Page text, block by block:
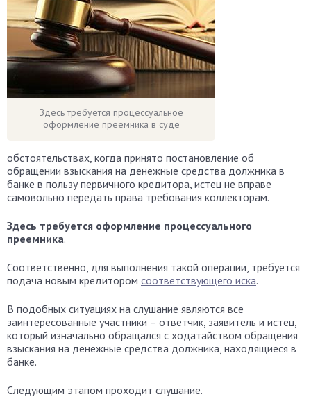
Здесь требуется процессуальное
оформление преемника в суде
обстоятельствах, когда принято постановление об
обращении взыскания на денежные средства должника в
банке в пользу первичного кредитора, истец не вправе
самовольно передать права требования коллекторам.
Здесь требуется оформление процессуального
преемника.
Соответственно, для выполнения такой операции, требуется
подача новым кредитором соответствующего иска.
В подобных ситуациях на слушание являются все
заинтересованные участники – ответчик, заявитель и истец,
который изначально обращался с ходатайством обращения
взыскания на денежные средства должника, находящиеся в
банке.
Следующим этапом проходит слушание.